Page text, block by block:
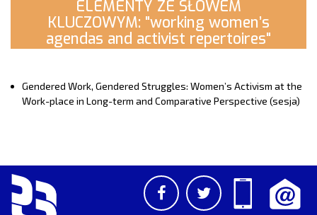
ELEMENTY ZE SŁOWEM
KLUCZOWYM: "working women’s
agendas and activist repertoires"
Gendered Work, Gendered Struggles: Women’s Activism at the
Work-place in Long-term and Comparative Perspective (sesja)